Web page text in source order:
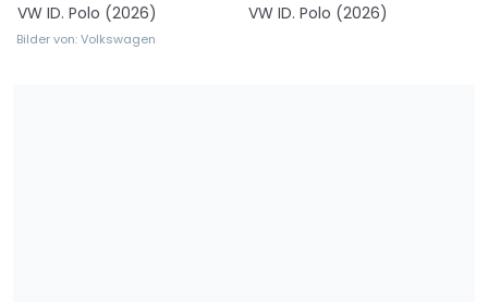
VW ID. Polo (2026) VW ID. Polo (2026)
Bilder von: Volkswagen